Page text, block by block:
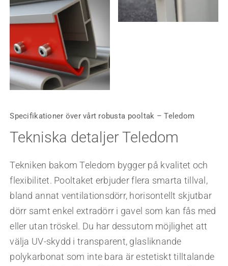
Specifikationer över vårt robusta pooltak – Teledom
Tekniska detaljer Teledom
Tekniken bakom Teledom bygger på kvalitet och
flexibilitet. Pooltaket erbjuder flera smarta tillval,
bland annat ventilationsdörr, horisontellt skjutbar
dörr samt enkel extradörr i gavel som kan fås med
eller utan tröskel. Du har dessutom möjlighet att
välja UV-skydd i transparent, glasliknande
polykarbonat som inte bara är estetiskt tilltalande